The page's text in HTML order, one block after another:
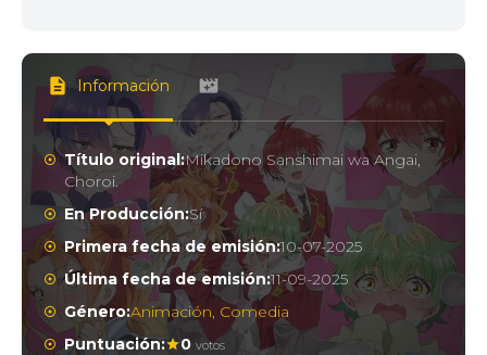
Información
Título original:Mikadono Sanshimai wa Angai,
Choroi.
En Producción:Sí
Primera fecha de emisión:10-07-2025
Última fecha de emisión:11-09-2025
Género:Animación, Comedia
Puntuación:
0 votos